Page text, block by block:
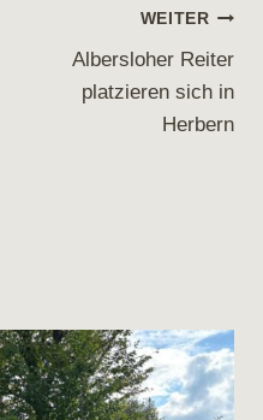
WEITER
Albersloher Reiter
platzieren sich in
Herbern